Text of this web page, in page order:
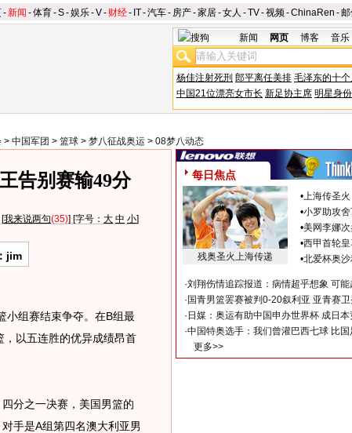
-新闻 -体育-S-娱乐-V- 财经- IT-汽车- 房产-家居-女人 -TV-视频-ChinaRen -
新闻 网页 博客 音乐
杨佳注射死刑 郎平离任美排 毛泽东的十
中国21位漂亮女市长 新足协主席 明星身
> 中国军团 > 篮球 > 梦八征战奥运 > 08梦八动态
告别赛输49分
[我来说两句(35)] [字号： 大 中 小]
jim
组赛结束争夺。在B组最
以五连胜的优异成绩昂首
四分之一决赛，美国男篮的
对手是A组第四名澳大利亚男
每日焦点
残奥圣火上海传递
•上海传圣
•小罗助攻
•美网李娜
•西甲首轮
•北爱杯奥
·刘翔伤情追踪报道：病情超乎想象 可能
· 国青男篮罢赛被判0-20叙利亚 亚青赛
· 日媒：奥运有助中国申办世界杯 成日
·中国特奥选手：我们曾灌巴西七球 比国
更多>>